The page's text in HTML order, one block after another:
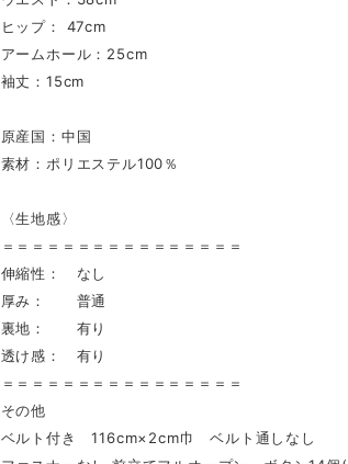
ヒップ： 47cm
アームホール：25cm
袖丈：15cm
原産国：中国
素材：ポリエステル100％
〈生地感〉
＝＝＝＝＝＝＝＝＝＝＝＝＝＝＝＝
伸縮性： なし
厚み： 普通
裏地： 有り
透け感： 有り
＝＝＝＝＝＝＝＝＝＝＝＝＝＝＝＝
その他
ベルト付き 116cm×2cm巾 ベルト通しなし